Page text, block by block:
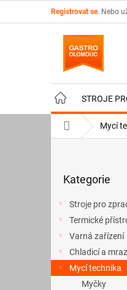
Registrovat se. Nebo
STROJE
Domů Mycí
a
kategorie
Kategorie
Stroje pro
Termické
Varná zařízení
Chladicí a
Mycí technika
Myčky